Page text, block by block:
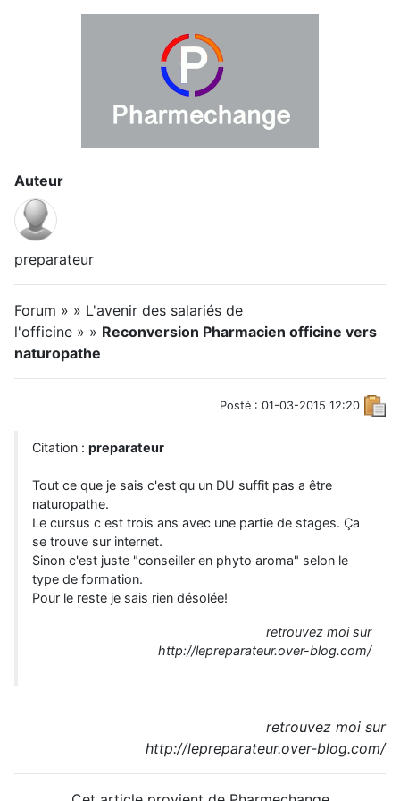
Auteur
preparateur
Forum » » L'avenir des salariés de
l'officine » » Reconversion Pharmacien officine vers
naturopathe
Posté : 01-03-2015 12:20
Citation : preparateur
Tout ce que je sais c'est qu un DU suffit pas a être
naturopathe.
Le cursus c est trois ans avec une partie de stages. Ça
se trouve sur internet.
Sinon c'est juste "conseiller en phyto aroma" selon le
type de formation.
Pour le reste je sais rien désolée!
retrouvez moi sur
http://lepreparateur.over-blog.com/
retrouvez moi sur
http://lepreparateur.over-blog.com/